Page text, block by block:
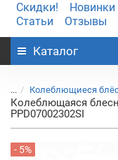
Скидки! Новинки
Статьи
Отзывы
Каталог
... Колеблющиеся
Колеблющаяся
PPD07002302SI
- 5%